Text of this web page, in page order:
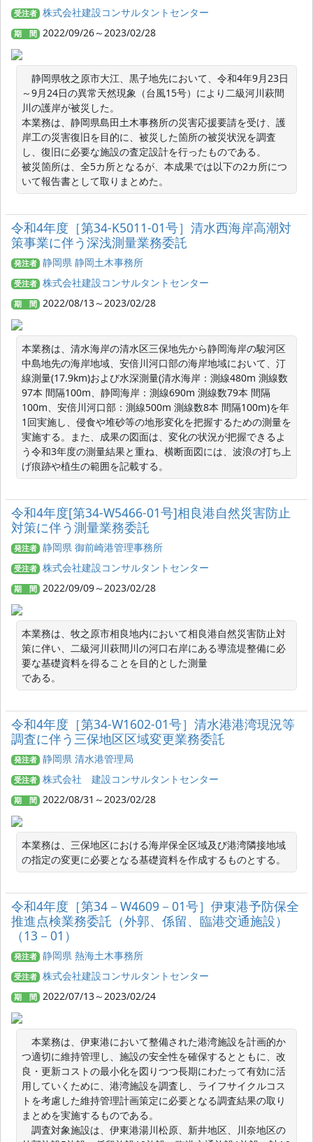
受注者 株式会社建設コンサルタントセンター
期 間 2022/09/26～2023/02/28
静岡県牧之原市大江、黒子地先において、令和4年9月23日
～9月24日の異常天然現象（台風15号）により二級河川萩間
川の護岸が被災した。
本業務は、静岡県島田土木事務所の災害応援要請を受け、護
岸工の災害復旧を目的に、被災した箇所の被災状況を調査
し、復旧に必要な施設の査定設計を行ったものである。
被災箇所は、全5カ所となるが、本成果では以下の2カ所につ
いて報告書として取りまとめた。
令和4年度［第34-K5011-01号］清水西海岸高潮対
策事業に伴う深浅測量業務委託
発注者 静岡県 静岡土木事務所
受注者 株式会社建設コンサルタントセンター
期 間 2022/08/13～2023/02/28
本業務は、清水海岸の清水区三保地先から静岡海岸の駿河区
中島地先の海岸地域、安倍川河口部の海岸地域において、汀
線測量(17.9km)および水深測量(清水海岸：測線480m 測線数
97本 間隔100m、静岡海岸：測線690m 測線数79本 間隔
100m、安倍川河口部：測線500m 測線数8本 間隔100m)を年
1回実施し、侵食や堆砂等の地形変化を把握するための測量を
実施する。また、成果の図面は、変化の状況が把握できるよ
う令和3年度の測量結果と重ね、横断面図には、波浪の打ち上
げ痕跡や植生の範囲を記載する。
令和4年度[第34-W5466-01号]相良港自然災害防止
対策に伴う測量業務委託
発注者 静岡県 御前崎港管理事務所
受注者 株式会社建設コンサルタントセンター
期 間 2022/09/09～2023/02/28
本業務は、牧之原市相良地内において相良港自然災害防止対
策に伴い、二級河川萩間川の河口右岸にある導流堤整備に必
要な基礎資料を得ることを目的とした測量
である。
令和4年度［第34-W1602-01号］清水港港湾現況等
調査に伴う三保地区区域変更業務委託
発注者 静岡県 清水港管理局
受注者 株式会社 建設コンサルタントセンター
期 間 2022/08/31～2023/02/28
本業務は、三保地区における海岸保全区域及び港湾隣接地域
の指定の変更に必要となる基礎資料を作成するものとする。
令和4年度［第34－W4609－01号］伊東港予防保全
推進点検業務委託（外郭、係留、臨港交通施設）
（13－01）
発注者 静岡県 熱海土木事務所
受注者 株式会社建設コンサルタントセンター
期 間 2022/07/13～2023/02/24
本業務は、伊東港において整備された港湾施設を計画的か
つ適切に維持管理し、施設の安全性を確保するとともに、改
良・更新コストの最小化を図りつつ長期にわたって有効に活
用していくために、港湾施設を調査し、ライフサイクルコス
トを考慮した維持管理計画策定に必要となる調査結果の取り
まとめを実施するものである。
調査対象施設は、伊東港湯川松原、新井地区、川奈地区の